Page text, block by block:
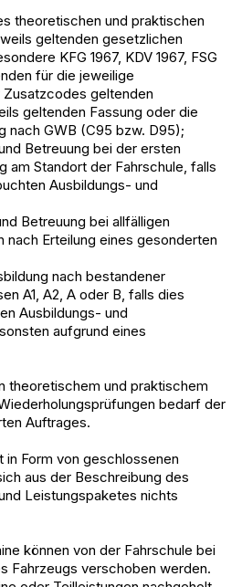
theoretischen und praktischen
geltenden gesetzlichen
KFG 1967, KDV 1967, FSG
für die jeweilige
Zusatzcodes geltenden
geltenden Fassung oder die
nach GWB (C95 bzw. D95);
Betreuung bei der ersten
am Standort der Fahrschule, falls
Ausbildungs- und
Betreuung bei allfälligen
nach Erteilung eines gesonderten
nach bestandener
A1, A2, A oder B, falls dies
Ausbildungs- und
aufgrund eines
theoretischem und praktischem
bedarf der
Auftrages.
Form von geschlossenen
aus der Beschreibung des
Leistungspaketes nichts
können von der Fahrschule bei
Fahrzeugs verschoben werden.